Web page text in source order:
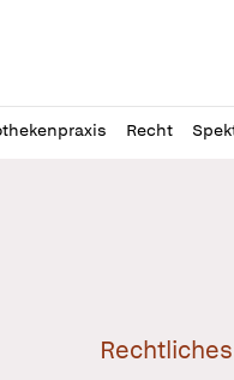
Recht
Rechtliches